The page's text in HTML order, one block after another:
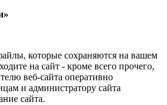
которые сохраняются на вашем
на сайт - кроме всего прочего,
веб-сайта оперативно
и администратору сайта
сайта.